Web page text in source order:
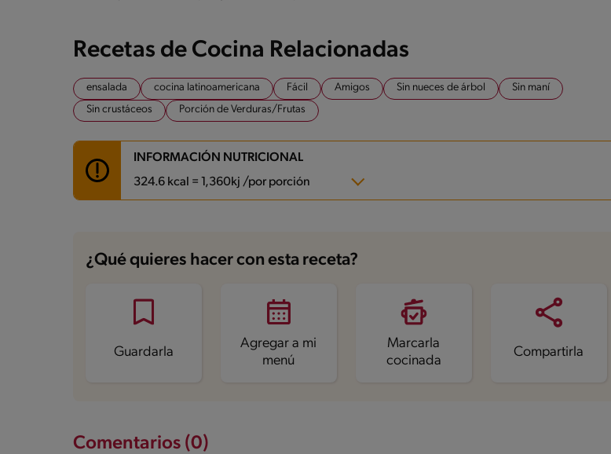
Recetas de Cocina Relacionadas
ensalada cocina latinoamericana Fácil Amigos Sin nueces de árbol
Sin maní
Sin crustáceos
Porción de Verduras/Frutas
INFORMACIÓN NUTRICIONAL
324.6 kcal = 1,360kj /por porción
Energía
324.6 kcal
Grasas 14.1 g
Sodio
¿Qué quieres hacer con esta receta?
Guardarla
Agregar a mi
menú
Marcarla
cocinada
Compartirla
Comentarios (0)